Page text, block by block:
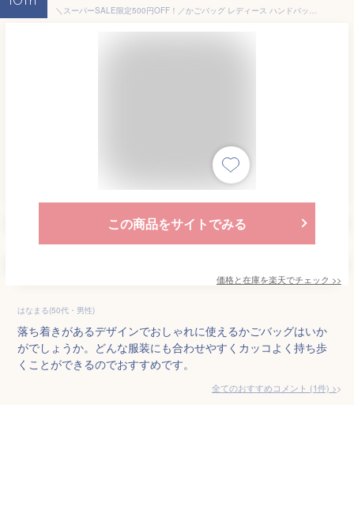
＼スーパーSALE限定500円OFF！／かごバッグ レディース ハンドバッグ 軽量 上品 オシャレ ナイロン メッシュ PUレザー 自立型 お出かけ トレンド 夏 リゾート ファッション カジュアル 大人かわいい 20代 30代 40代 50代 12-1093【グッシオベーシック】グッシオ イタリー
この商品をサイトでみる
価格と在庫を楽天でチェック >>
はなまる(50代・男性)
落ち着きがあるデザインでおしゃれに使えるかごバッグはいか
がでしょうか。どんな服装にも合わせやすくカッコよく持ち歩
くことができるのでおすすめです。
全てのおすすめコメント (1件) >